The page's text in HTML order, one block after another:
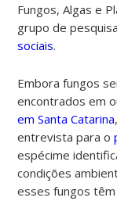
Fungos, Algas e
grupo de pesquisa
sociais.
Embora fungos
encontrados em
em Santa Catarina
entrevista para o
espécime
condições
esses fungos